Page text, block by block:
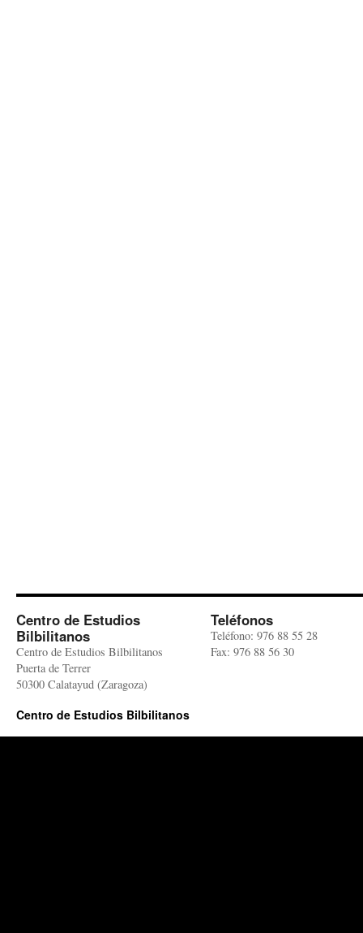
Centro de Estudios
Bilbilitanos
Centro de Estudios Bilbilitanos
Puerta de Terrer
50300 Calatayud (Zaragoza)
Teléfonos
Teléfono: 976 88 55 28
Fax: 976 88 56 30
Centro de Estudios Bilbilitanos